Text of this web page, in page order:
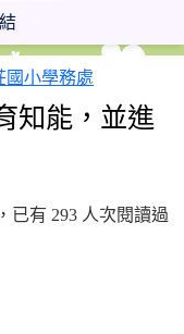
知能，並進
已有 293 人次閱讀過